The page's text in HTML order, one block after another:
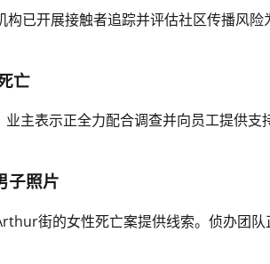
已开展接触者追踪并评估社区传播风
亡
主表示正全力配合调查并向员工提供
子照片
街的女性死亡案提供线索。侦办团